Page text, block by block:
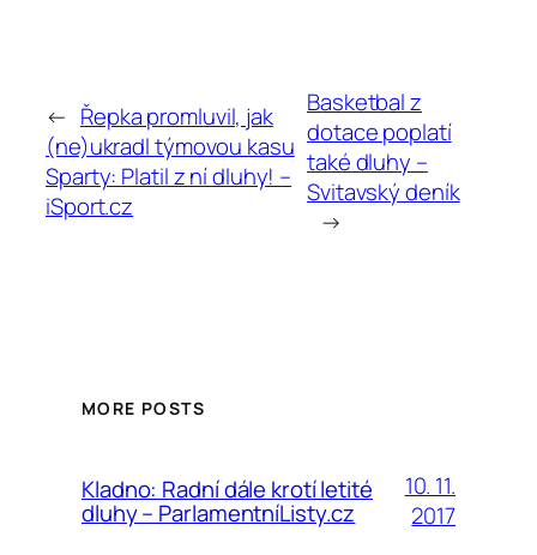
← Řepka promluvil, jak
(ne)ukradl týmovou kasu
Sparty: Platil z ní dluhy! –
iSport.cz
Basketbal z
dotace poplatí
také dluhy –
Svitavský deník
→
MORE POSTS
Kladno: Radní dále krotí letité
dluhy – ParlamentníListy.cz
10. 11.
2017